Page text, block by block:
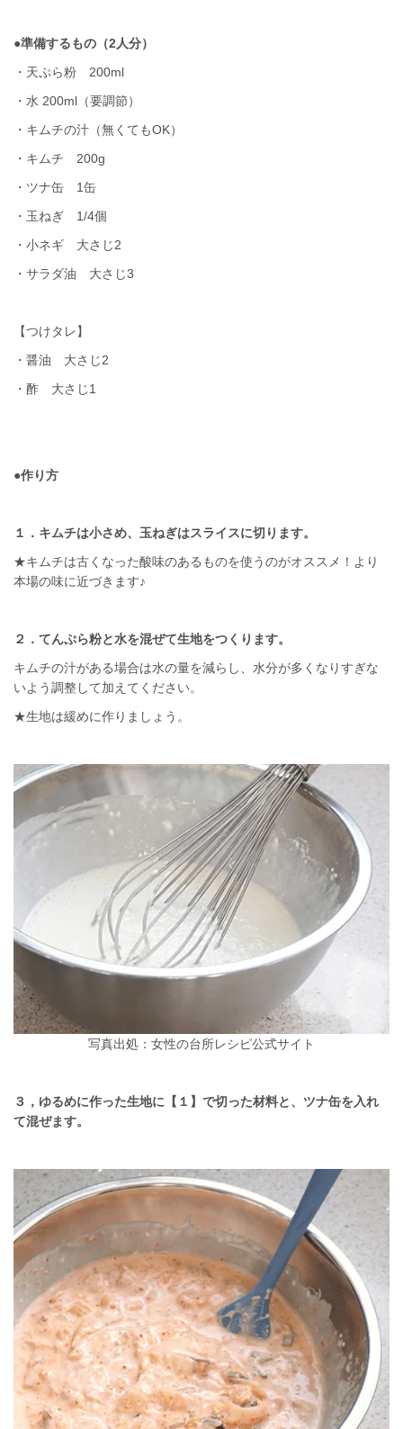
●準備するもの（2人分）
・天ぷら粉 200ml
・水 200ml（要調節）
・キムチの汁（無くてもOK）
・キムチ 200g
・ツナ缶 1缶
・玉ねぎ 1/4個
・小ネギ 大さじ2
・サラダ油 大さじ3
【つけタレ】
・醤油 大さじ2
・酢 大さじ1
●作り方
１．キムチは小さめ、玉ねぎはスライスに切ります。
★キムチは古くなった酸味のあるものを使うのがオススメ！より
本場の味に近づきます♪
２．てんぷら粉と水を混ぜて生地をつくります。
キムチの汁がある場合は水の量を減らし、水分が多くなりすぎな
いよう調整して加えてください。
★生地は緩めに作りましょう。
写真出処：女性の台所レシピ公式サイト
３，ゆるめに作った生地に【１】で切った材料と、ツナ缶を入れ
て混ぜます。